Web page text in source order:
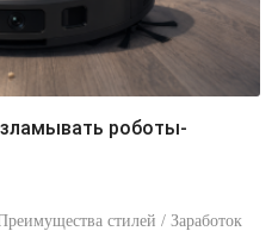
стилей / Заработок